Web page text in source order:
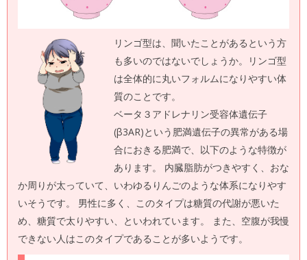
リンゴ型は、聞いたことがあるという方
も多いのではないでしょうか。リンゴ型
は全体的に丸いフォルムになりやすい体
質のことです。
ベータ３アドレナリン受容体遺伝子
(β3AR)という肥満遺伝子の異常がある場
合におきる肥満で、以下のような特徴が
あります。 内臓脂肪がつきやすく、おな
か周りが太っていて、いわゆるりんごのような体系になりやす
いそうです。 男性に多く、このタイプは糖質の代謝が悪いた
め、糖質で太りやすい、といわれています。 また、空腹が我慢
できない人はこのタイプであることが多いようです。